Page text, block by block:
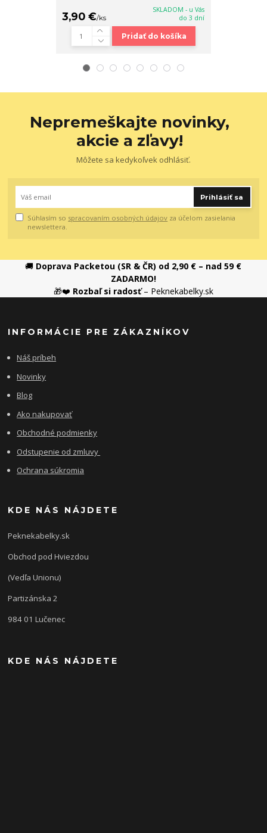
3,90 €/ks
SKLADOM - u Vás
do 3 dní
Pridať do košíka
Nepremeškajte novinky,
akcie a zľavy!
Môžete sa kedykoľvek odhlásiť.
Prihlásiť sa
Súhlasím so spracovaním osobných údajov za účelom zasielania
newslettera.
🚚 Doprava Packetou (SR & ČR) od 2,90 € – nad 59 €
ZADARMO!
🎁❤️ Rozbaľ si radosť– Peknekabelky.sk
INFORMÁCIE PRE ZÁKAZNÍKOV
Náš príbeh
Novinky
Blog
Ako nakupovať
Obchodné podmienky
Odstupenie od zmluvy
Ochrana súkromia
KDE NÁS NÁJDETE
Peknekabelky.sk
Obchod pod Hviezdou
(Vedľa Unionu)
Partizánska 2
984 01 Lučenec
KDE NÁS NÁJDETE